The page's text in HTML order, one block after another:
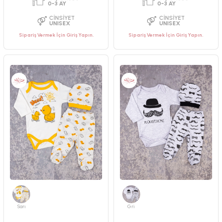
PAKET ADEDI
ADET
YAŞ GRUBU
0-3 AY
CINSIYET
UNISEX
Sipariş Vermek İçin Giriş Yapın.
PAKET ADEDI
1ADET
YAŞ GRUBU
0-3 AY
CINSIYET
UNISEX
Sipariş Vermek İçin Giriş Yapın.
Sarı Gri